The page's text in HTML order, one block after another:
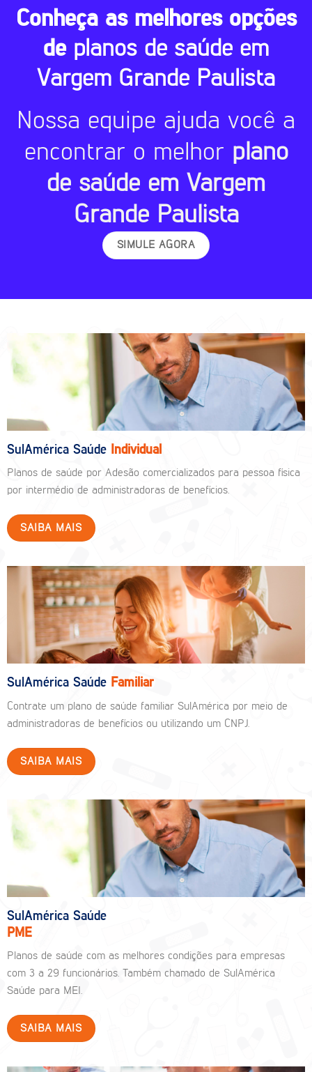
Conheça as melhores opções
de planos de saúde em
Vargem Grande Paulista
Nossa equipe ajuda você a
encontrar o melhor plano
de saúde em Vargem
Grande Paulista
SIMULE AGORA
SulAmérica Saúde Individual
Planos de saúde por Adesão comercializados para pessoa física
por intermédio de administradoras de benefícios.
SAIBA MAIS
SulAmérica Saúde Familiar
Contrate um plano de saúde familiar SulAmérica por meio de
administradoras de benefícios ou utilizando um CNPJ.
SAIBA MAIS
SulAmérica Saúde
PME
Planos de saúde com as melhores condições para empresas
com 3 a 29 funcionários. Também chamado de SulAmérica
Saúde para MEI.
SAIBA MAIS